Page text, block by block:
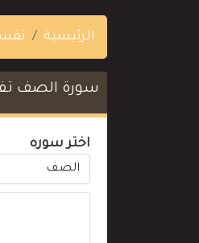
الرئيسية
سورة الصف
اختر سوره